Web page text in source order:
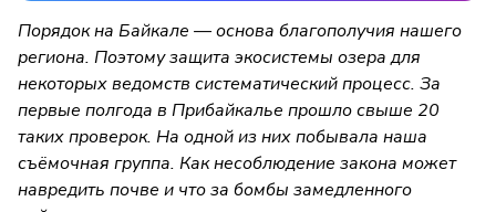
Порядок на Байкале — основа благополучия нашего
региона. Поэтому защита экосистемы озера для
некоторых ведомств систематический процесс. За
первые полгода в Прибайкалье прошло свыше 20
таких проверок. На одной из них побывала наша
съёмочная группа. Как несоблюдение закона может
навредить почве и что за бомбы замедленного